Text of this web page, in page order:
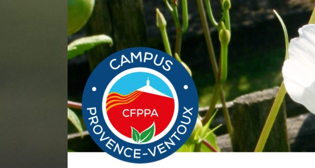
Au dessous du contenu